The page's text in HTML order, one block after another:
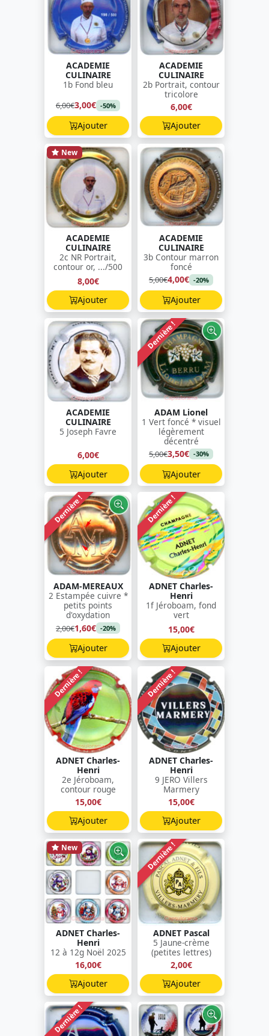
ACADEMIE
CULINAIRE
1b Fond bleu
6,00€3,00€ -50%
Ajouter
ACADEMIE
CULINAIRE
2b Portrait, contour
tricolore
6,00€
Ajouter
New
ACADEMIE
CULINAIRE
2c NR Portrait,
contour or, .../500
8,00€
Ajouter
ACADEMIE
CULINAIRE
3b Contour marron
foncé
5,00€4,00€ -20%
Ajouter
ACADEMIE
CULINAIRE
5 Joseph Favre
6,00€
Ajouter
Dernière !
ADAM Lionel
1 Vert foncé * visuel
légèrement
décentré
5,00€3,50€ -30%
Ajouter
Dernière !
ADAM-MEREAUX
2 Estampée cuivre *
petits points
d'oxydation
2,00€1,60€ -20%
Ajouter
Dernière !
ADNET Charles-
Henri
1f Jéroboam, fond
vert
15,00€
Ajouter
Dernière !
ADNET Charles-
Henri
2e Jéroboam,
contour rouge
15,00€
Ajouter
Dernière !
ADNET Charles-
Henri
9 JERO Villers
Marmery
15,00€
Ajouter
New
ADNET Charles-
Henri
12 à 12g Noël 2025
16,00€
Ajouter
Dernière !
ADNET Pascal
5 Jaune-crème
(petites lettres)
2,00€
Ajouter
Dernière !